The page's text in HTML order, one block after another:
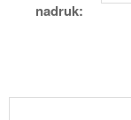
nadruk: